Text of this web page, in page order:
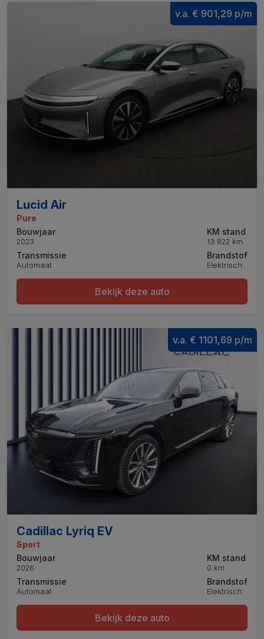
v.a. € 901,29 p/m
Lucid Air
Pure
Bouwjaar
2023
Transmissie
Automaat
KM stand
13.822 km
Brandstof
Elektrisch
Bekijk deze auto
v.a. € 1101,69 p/m
Cadillac Lyriq EV
Sport
Bouwjaar
2026
Transmissie
Automaat
KM stand
0 km
Brandstof
Elektrisch
Bekijk deze auto